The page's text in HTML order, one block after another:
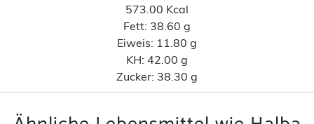
573.00 Kcal
Fett: 38.60 g
Eiweis: 11.80 g
KH: 42.00 g
Zucker: 38.30 g